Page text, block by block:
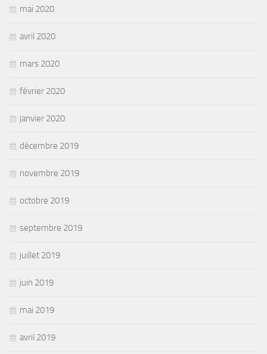
mai 2020
avril 2020
mars 2020
février 2020
janvier 2020
décembre 2019
novembre 2019
octobre 2019
septembre 2019
juillet 2019
juin 2019
mai 2019
avril 2019